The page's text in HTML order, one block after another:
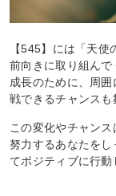
【545】には「天
前向きに取り組ん
成長のために、周
戦できるチャンスも
この変化やチャン
努力するあなたを
てポジティブに行動